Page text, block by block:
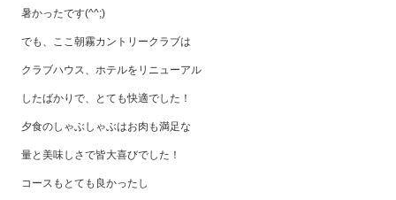
暑かったです(^^;)
でも、ここ朝霧カントリークラブは
クラブハウス、ホテルをリニューアル
したばかりで、とても快適でした！
夕食のしゃぶしゃぶはお肉も満足な
量と美味しさで皆大喜びでした！
コースもとても良かったし